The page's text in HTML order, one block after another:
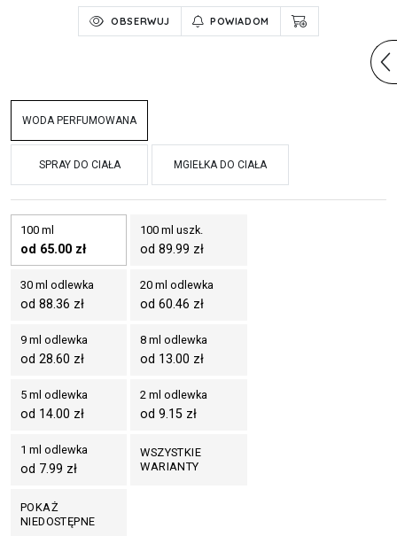
OBSERWUJ POWIADOM
WODA PERFUMOWANA
SPRAY DO CIAŁA MGIEŁKA DO CIAŁA
100 ml
od 65.00 zł
100 ml uszk.
od 89.99 zł
30 ml odlewka
od 88.36 zł
20 ml odlewka
od 60.46 zł
9 ml odlewka
od 28.60 zł
8 ml odlewka
od 13.00 zł
5 ml odlewka
od 14.00 zł
2 ml odlewka
od 9.15 zł
1 ml odlewka
od 7.99 zł
WSZYSTKIE
WARIANTY
POKAŻ
NIEDOSTĘPNE